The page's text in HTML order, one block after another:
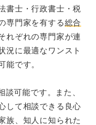
書士・行政書士・税
専門家を有する総合
れぞれの専門家が連
況に最適なワンスト
能です。
談可能です。また、
して相談できる良心
族、知人に知られた